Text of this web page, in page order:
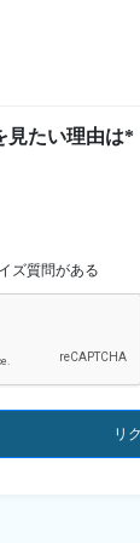
見たい理由は*
ズ質問がある
リ